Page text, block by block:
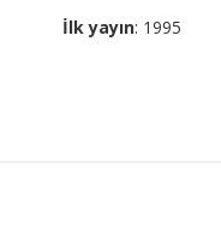
İlk yayın: 1995